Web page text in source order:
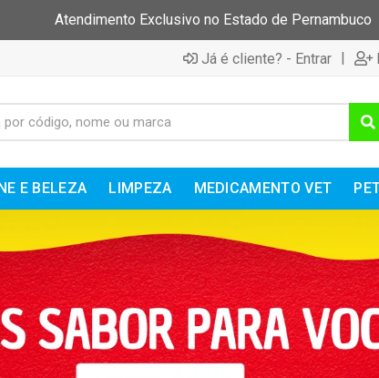
Atendimento Exclusivo no Estado de Pernambuco
Já é cliente? - Entrar |
E BELEZA LIMPEZA MEDICAMENTO VET